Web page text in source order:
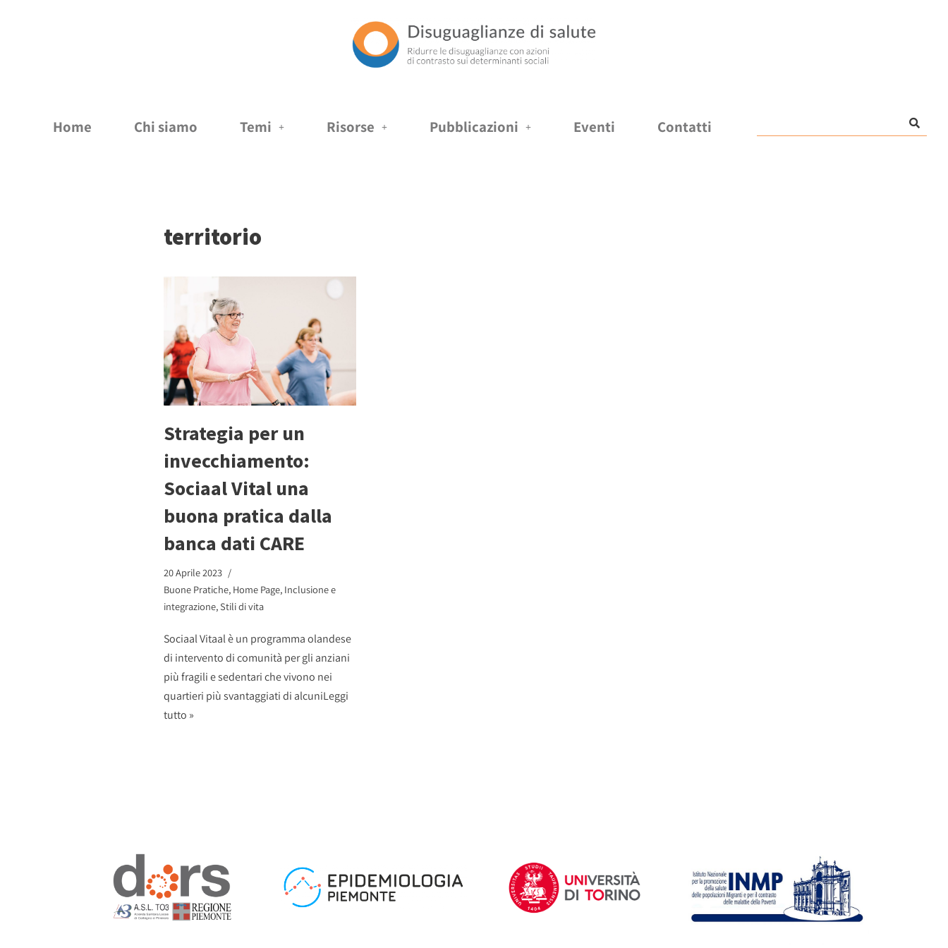
Home Chi siamo Temi Risorse Pubblicazioni Eventi Contatti
territorio
Strategia per un
invecchiamento:
Sociaal Vital una
buona pratica dalla
banca dati CARE
20 Aprile 2023
Buone Pratiche, Home Page, Inclusione e
integrazione,Stili di vita
Sociaal Vitaal è un programma olandese
di intervento di comunità per gli anziani
più fragili e sedentari che vivono nei
quartieri più svantaggiati di alcuniLeggi
tutto »